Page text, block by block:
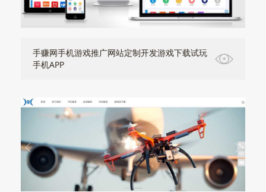
手赚网手机游戏推广网站定制开发游戏下载试玩
手机APP